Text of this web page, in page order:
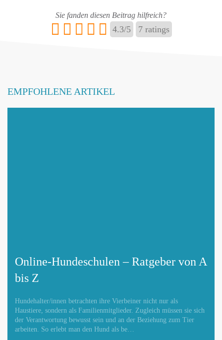
E-Mail*
Betroffene Hundeschule
Sie fanden diesen Beitrag hilfreich?
4.3/5 7ratings
EMPFOHLENE ARTIKEL
Online-Hundeschulen – Ratgeber von A
bis Z
Hundehalter/innen betrachten ihre Vierbeiner nicht nur als
Haustiere, sondern als Familienmitglieder. Zugleich müssen sie sich
der Verantwortung bewusst sein und an der Beziehung zum Tier
arbeiten. So erlebt man den Hund als be…